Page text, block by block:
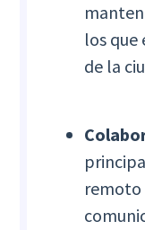
los que
de la
remoto